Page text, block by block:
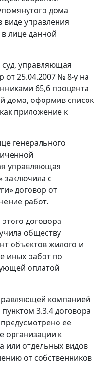
дома
виде управления
лице данной
суд, управляющая
от 25.04.2007 № 8-у на
65,6 процента
дома, оформив список
приложение к
генерального
управляющая
с
договор от
работ.
договора
обществу
объектов жилого и
иных работ по
оплатой
компанией
3.3.4 договора
ее
организации к
или отдельных видов
от собственников